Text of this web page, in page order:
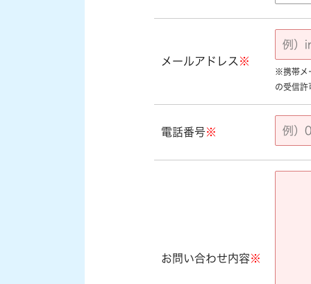
メールアドレス ※
※携帯メ
の受信許
電話番号※
お問い合わせ内容※